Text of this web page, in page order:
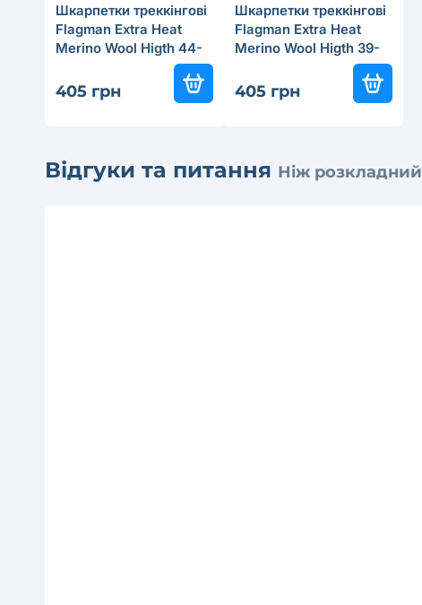
Шкарпетки треккінгові
Flagman Extra Heat
Merino Wool Higth 44-
405 грн
Шкарпетки треккінгові
Flagman Extra Heat
Merino Wool Higth 39-
405 грн
Відгуки та питання Ніж розкладний